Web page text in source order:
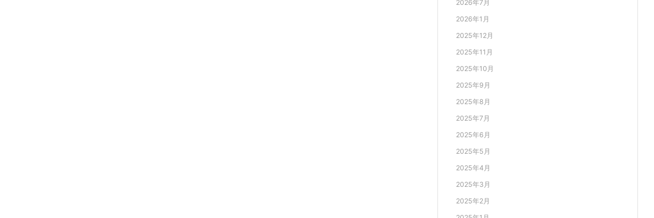
2026年7月
2026年1月
2025年12月
2025年11月
2025年10月
2025年9月
2025年8月
2025年7月
2025年6月
2025年5月
2025年4月
2025年3月
2025年2月